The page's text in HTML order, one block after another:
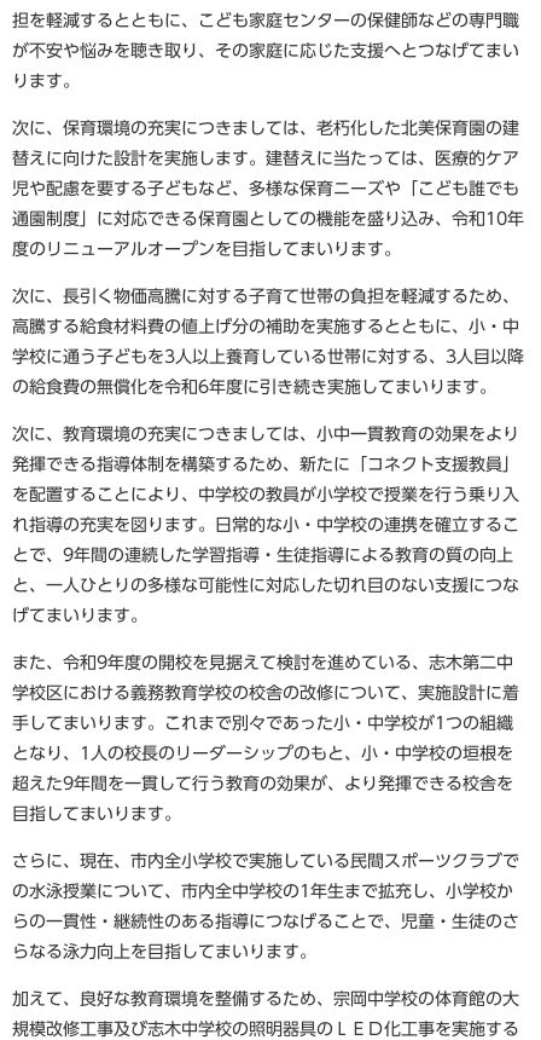
担を軽減するとともに、こども家庭センターの保健師などの専門職
が不安や悩みを聴き取り、その家庭に応じた支援へとつなげてまい
ります。
次に、保育環境の充実につきましては、老朽化した北美保育園の建
替えに向けた設計を実施します。建替えに当たっては、医療的ケア
児や配慮を要する子どもなど、多様な保育ニーズや「こども誰でも
通園制度」に対応できる保育園としての機能を盛り込み、令和10年
度のリニューアルオープンを目指してまいります。
次に、長引く物価高騰に対する子育て世帯の負担を軽減するため、
高騰する給食材料費の値上げ分の補助を実施するとともに、小・中
学校に通う子どもを3人以上養育している世帯に対する、3人目以降
の給食費の無償化を令和6年度に引き続き実施してまいります。
次に、教育環境の充実につきましては、小中一貫教育の効果をより
発揮できる指導体制を構築するため、新たに「コネクト支援教員」
を配置することにより、中学校の教員が小学校で授業を行う乗り入
れ指導の充実を図ります。日常的な小・中学校の連携を確立するこ
とで、9年間の連続した学習指導・生徒指導による教育の質の向上
と、一人ひとりの多様な可能性に対応した切れ目のない支援につな
げてまいります。
また、令和9年度の開校を見据えて検討を進めている、志木第二中
学校区における義務教育学校の校舎の改修について、実施設計に着
手してまいります。これまで別々であった小・中学校が1つの組織
となり、1人の校長のリーダーシップのもと、小・中学校の垣根を
超えた9年間を一貫して行う教育の効果が、より発揮できる校舎を
目指してまいります。
さらに、現在、市内全小学校で実施している民間スポーツクラブで
の水泳授業について、市内全中学校の1年生まで拡充し、小学校か
らの一貫性・継続性のある指導につなげることで、児童・生徒のさ
らなる泳力向上を目指してまいります。
加えて、良好な教育環境を整備するため、宗岡中学校の体育館の大
規模改修工事及び志木中学校の照明器具のＬＥＤ化工事を実施する